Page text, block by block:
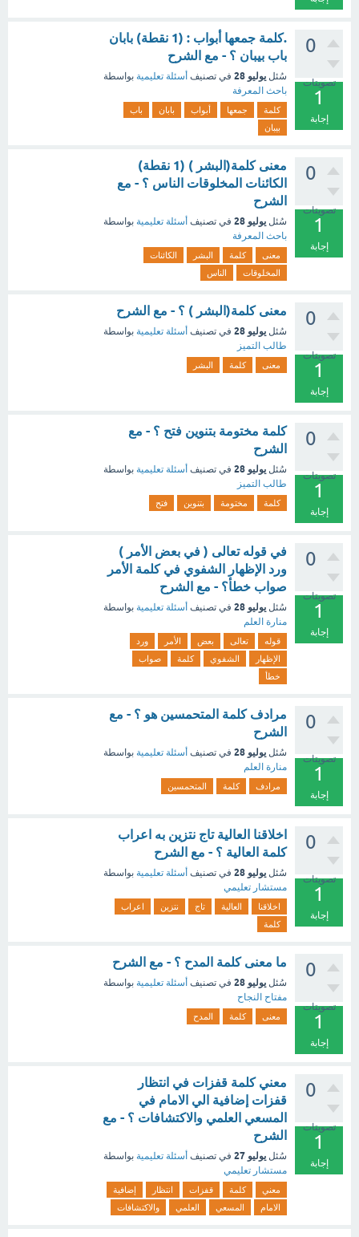
0
تصويتات
1
إجابة
.كلمة جمعها أبواب : (1 نقطة) بابان
باب بيبان ؟ - مع الشرح
سُئل يوليو 28 في تصنيف أسئلة تعليمية بواسطة
باحث المعرفة
كلمة جمعها أبواب بابان
باب
بيبان
0
تصويتات
1
إجابة
معنى كلمة(البشر ) (1 نقطة)
الكائنات المخلوقات الناس ؟ - مع
الشرح
سُئل يوليو 28 في تصنيف أسئلة تعليمية بواسطة
باحث المعرفة
معنى كلمة البشر
الكائنات
المخلوقات
الناس
0
تصويتات
1
إجابة
معنى كلمة(البشر ) ؟ - مع الشرح
سُئل يوليو 28 في تصنيف أسئلة تعليمية بواسطة
طالب التميز
معنى كلمة البشر
0
تصويتات
1
إجابة
كلمة مختومة بتنوين فتح ؟ - مع
الشرح
سُئل يوليو 28 في تصنيف أسئلة تعليمية بواسطة
طالب التميز
كلمة مختومة بتنوين فتح
0
تصويتات
1
إجابة
في قوله تعالى ( في بعض الأمر )
ورد الإظهار الشفوي في كلمة الأمر
صواب خطأ؟ - مع الشرح
سُئل يوليو 28 في تصنيف أسئلة تعليمية بواسطة
منارة العلم
قوله تعالى بعض الأمر
ورد
الإظهار
الشفوي كلمة
صواب
خطأ
0
تصويتات
1
إجابة
مرادف كلمة المتحمسين هو ؟ - مع
الشرح
سُئل يوليو 28 في تصنيف أسئلة تعليمية بواسطة
منارة العلم
مرادف كلمة المتحمسين
0
تصويتات
1
إجابة
اخلاقنا العالية تاج نتزين به اعراب
كلمة العالية ؟ - مع الشرح
سُئل يوليو 28 في تصنيف أسئلة تعليمية بواسطة
مستشار تعليمي
اخلاقنا العالية تاج نتزين
اعراب
كلمة
0
تصويتات
1
إجابة
ما معنى كلمة المدح ؟ - مع الشرح
سُئل يوليو 28 في تصنيف أسئلة تعليمية بواسطة
مفتاح النجاح
معنى كلمة المدح
0
تصويتات
1
إجابة
معني كلمة قفزات في انتظار
قفزات إضافية الي الامام في
المسعي العلمي والاكتشافات ؟ - مع
الشرح
سُئل يوليو 27 في تصنيف أسئلة تعليمية بواسطة
مستشار تعليمي
معني كلمة قفزات انتظار
إضافية
الامام
المسعي العلمي والاكتشافات